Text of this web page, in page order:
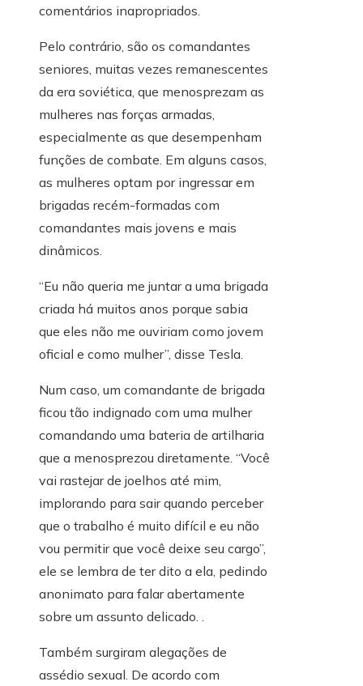
comentários inapropriados.
Pelo contrário, são os comandantes
seniores, muitas vezes remanescentes
da era soviética, que menosprezam as
mulheres nas forças armadas,
especialmente as que desempenham
funções de combate. Em alguns casos,
as mulheres optam por ingressar em
brigadas recém-formadas com
comandantes mais jovens e mais
dinâmicos.
“Eu não queria me juntar a uma brigada
criada há muitos anos porque sabia
que eles não me ouviriam como jovem
oficial e como mulher”, disse Tesla.
Num caso, um comandante de brigada
ficou tão indignado com uma mulher
comandando uma bateria de artilharia
que a menosprezou diretamente. “Você
vai rastejar de joelhos até mim,
implorando para sair quando perceber
que o trabalho é muito difícil e eu não
vou permitir que você deixe seu cargo”,
ele se lembra de ter dito a ela, pedindo
anonimato para falar abertamente
sobre um assunto delicado. .
Também surgiram alegações de
assédio sexual. De acordo com